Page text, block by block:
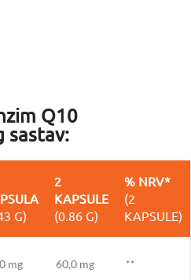
Q10
sastav:
G)
2
KAPSULE
(0.86 G)
% NRV*
(2
KAPSULE)
mg 60,0 mg **